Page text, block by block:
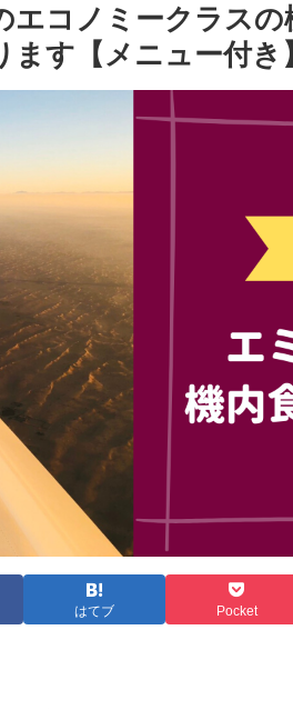
エコノミークラス
す【メニュー付き】
はてブ Pocket